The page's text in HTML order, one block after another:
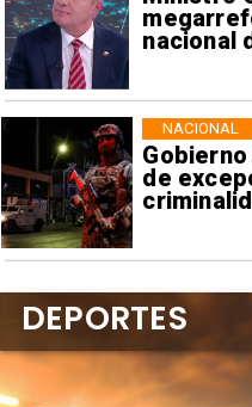
nacional
de
NACIONAL
DEPORTES